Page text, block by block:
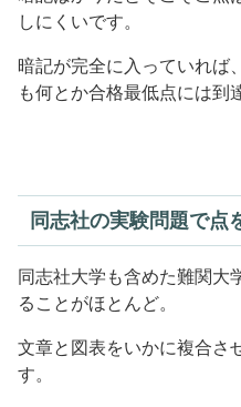
しにくいです。
暗記が完全に入っていれば
も何とか合格最低点には到
同志社の実験問題で点
同志社大学も含めた難関大
ることがほとんど。
文章と図表をいかに複合さ
す。